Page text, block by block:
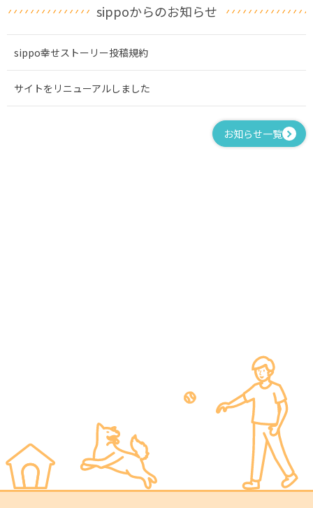
sippoからのお知らせ
sippo幸せストーリー投稿規約
サイトをリニューアルしました
お知らせ一覧